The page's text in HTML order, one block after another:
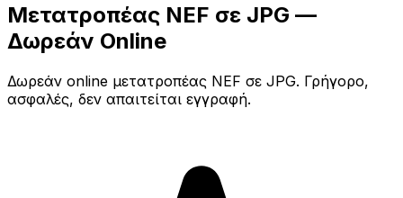
Μετατροπέας NEF σε JPG —
Δωρεάν Online
Δωρεάν online μετατροπέας NEF σε JPG. Γρήγορο,
ασφαλές, δεν απαιτείται εγγραφή.